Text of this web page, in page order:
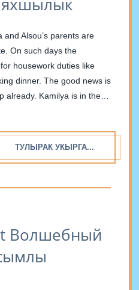
and Alsou’s parents are
On such days the
housework duties like
dinner. The good news is
already. Kamilya is in the
ТУЛЫРАК УКЫРГА...
Волшебный